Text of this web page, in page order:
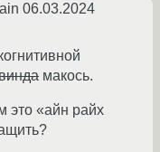
06.03.2024
макось.
это «айн райх